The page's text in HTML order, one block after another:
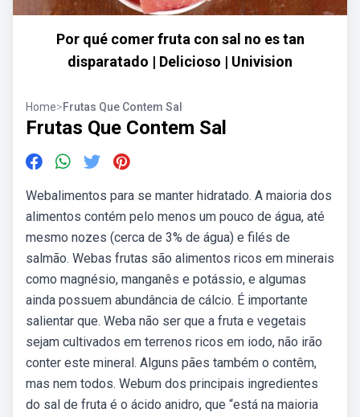
Por qué comer fruta con sal no es tan
disparatado | Delicioso | Univision
Home>Frutas Que Contem Sal
Frutas Que Contem Sal
Webalimentos para se manter hidratado. A maioria dos
alimentos contém pelo menos um pouco de água, até
mesmo nozes (cerca de 3% de água) e filés de
salmão. Webas frutas são alimentos ricos em minerais
como magnésio, manganês e potássio, e algumas
ainda possuem abundância de cálcio. É importante
salientar que. Weba não ser que a fruta e vegetais
sejam cultivados em terrenos ricos em iodo, não irão
conter este mineral. Alguns pães também o contêm,
mas nem todos. Webum dos principais ingredientes
do sal de fruta é o ácido anidro, que “está na maioria